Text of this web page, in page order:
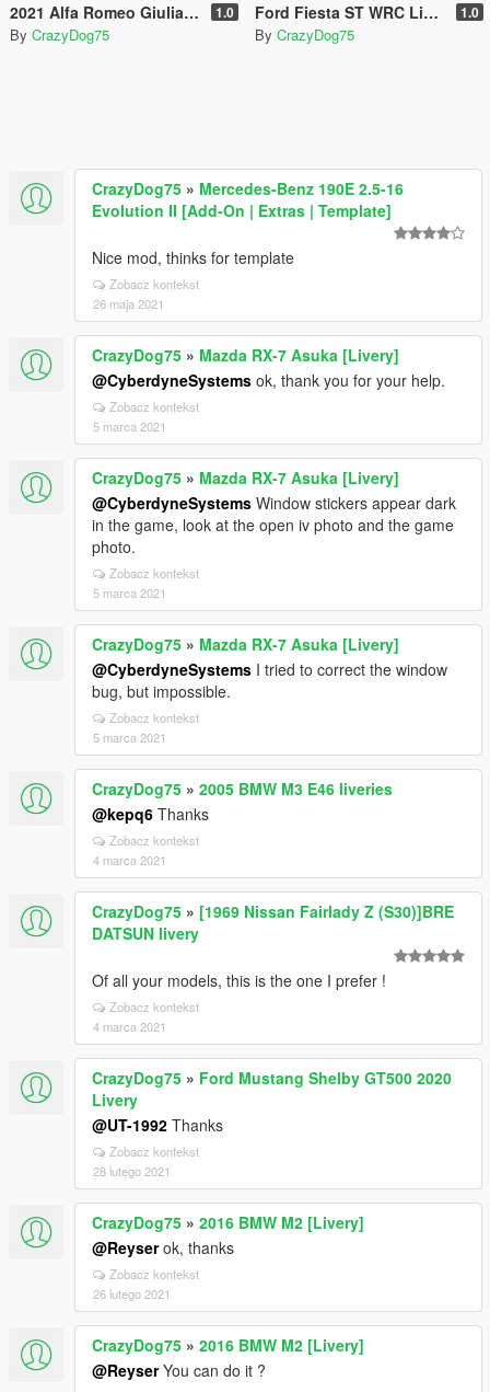
2021 Alfa Romeo Giulia livery 1.0
By CrazyDog75
Ford Fiesta ST WRC Livery 1.0
By CrazyDog75
CrazyDog75 » Mercedes-Benz 190E 2.5-16
Evolution II [Add-On | Extras | Template]
Nice mod, thinks for template
Zobacz kontekst
26 maja 2021
CrazyDog75 » Mazda RX-7 Asuka [Livery]
@CyberdyneSystems ok, thank you for your help.
Zobacz kontekst
5 marca 2021
CrazyDog75 » Mazda RX-7 Asuka [Livery]
@CyberdyneSystems Window stickers appear dark
in the game, look at the open iv photo and the game
photo.
Zobacz kontekst
5 marca 2021
CrazyDog75 » Mazda RX-7 Asuka [Livery]
@CyberdyneSystems I tried to correct the window
bug, but impossible.
Zobacz kontekst
5 marca 2021
CrazyDog75 » 2005 BMW M3 E46 liveries
@kepq6 Thanks
Zobacz kontekst
4 marca 2021
CrazyDog75 » [1969 Nissan Fairlady Z (S30)]BRE
DATSUN livery
Of all your models, this is the one I prefer !
Zobacz kontekst
4 marca 2021
CrazyDog75 » Ford Mustang Shelby GT500 2020
Livery
@UT-1992 Thanks
Zobacz kontekst
28 lutego 2021
CrazyDog75 » 2016 BMW M2 [Livery]
@Reyserok, thanks
Zobacz kontekst
26 lutego 2021
CrazyDog75 » 2016 BMW M2 [Livery]
@ReyserYou can do it ?